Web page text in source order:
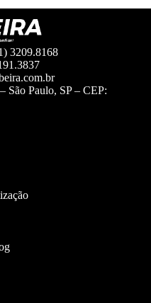
3209.8168
São Paulo, SP – CEP: